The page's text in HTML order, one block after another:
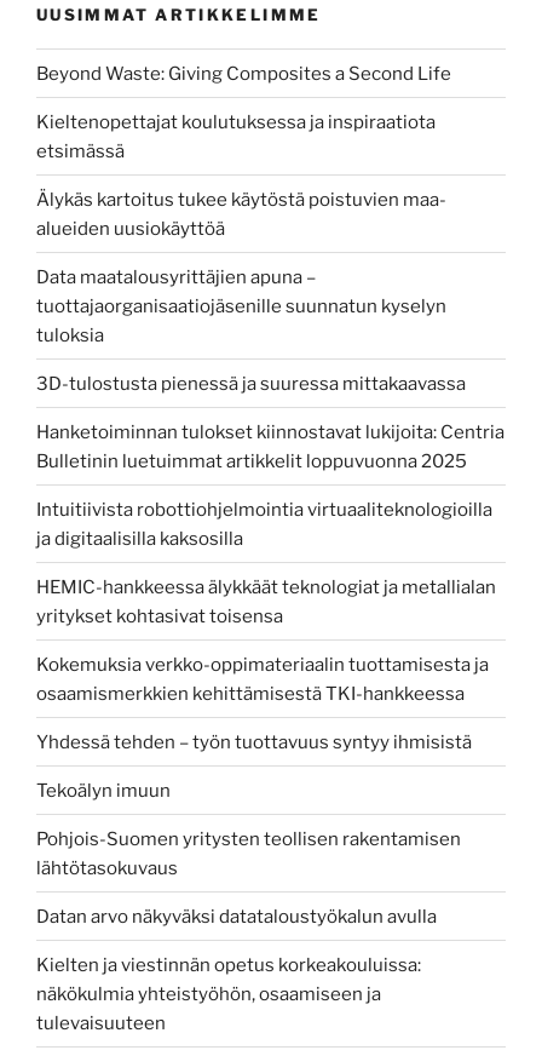
UUSIMMAT ARTIKKELIMME
Beyond Waste: Giving Composites a Second Life
Kieltenopettajat koulutuksessa ja inspiraatiota
etsimässä
Älykäs kartoitus tukee käytöstä poistuvien maa-
alueiden uusiokäyttöä
Data maatalousyrittäjien apuna –
tuottajaorganisaatiojäsenille suunnatun kyselyn
tuloksia
3D-tulostusta pienessä ja suuressa mittakaavassa
Hanketoiminnan tulokset kiinnostavat lukijoita: Centria
Bulletinin luetuimmat artikkelit loppuvuonna 2025
Intuitiivista robottiohjelmointia virtuaaliteknologioilla
ja digitaalisilla kaksosilla
HEMIC-hankkeessa älykkäät teknologiat ja metallialan
yritykset kohtasivat toisensa
Kokemuksia verkko-oppimateriaalin tuottamisesta ja
osaamismerkkien kehittämisestä TKI-hankkeessa
Yhdessä tehden – työn tuottavuus syntyy ihmisistä
Tekoälyn imuun
Pohjois-Suomen yritysten teollisen rakentamisen
lähtötasokuvaus
Datan arvo näkyväksi datataloustyökalun avulla
Kielten ja viestinnän opetus korkeakouluissa:
näkökulmia yhteistyöhön, osaamiseen ja
tulevaisuuteen